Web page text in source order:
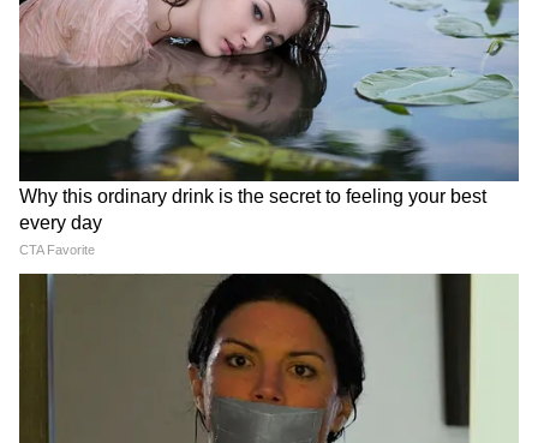
होगी। तारों को अच्छी से रिंग के निचले हिस्से में बांधें। अब
तारों को रिंग में फैलाकर रखें और ऊपर लाते हुए एक साथ
जोड़कर कसकर घुमाते हुए सीधा तना बनाएं। तने के ऊपर
से निकलने वाले तारों को ग्रुप्स में बांटकर डालियां तैयार
करें। अब इनमें अलग-अलग शेड के क्रिस्टल लगाकर लुक
कंप्लीट करें।